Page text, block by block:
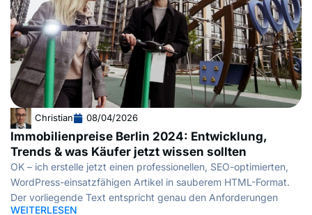
Christian 08/04/2026
Immobilienpreise Berlin 2024: Entwicklung,
Trends & was Käufer jetzt wissen sollten
OK – ich erstelle jetzt einen professionellen, SEO-optimierten,
WordPress-einsatzfähigen Artikel in sauberem HTML-Format.
Der vorliegende Text entspricht genau den Anforderungen
WEITERLESEN